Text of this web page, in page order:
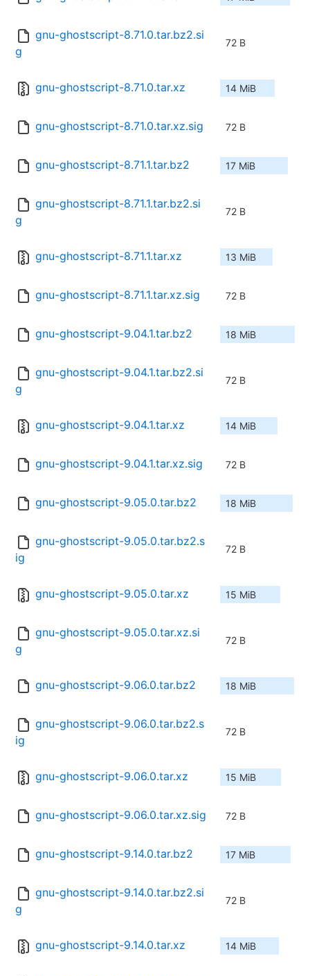
gnu-ghostscript-8.71.0.tar.bz2.si
g
72 B
gnu-ghostscript-8.71.0.tar.xz 14 MiB
gnu-ghostscript-8.71.0.tar.xz.sig 72 B
gnu-ghostscript-8.71.1.tar.bz2 17 MiB
gnu-ghostscript-8.71.1.tar.bz2.si
g
72 B
gnu-ghostscript-8.71.1.tar.xz 13 MiB
gnu-ghostscript-8.71.1.tar.xz.sig 72 B
gnu-ghostscript-9.04.1.tar.bz2 18 MiB
gnu-ghostscript-9.04.1.tar.bz2.si
g
72 B
gnu-ghostscript-9.04.1.tar.xz 14 MiB
gnu-ghostscript-9.04.1.tar.xz.sig 72 B
gnu-ghostscript-9.05.0.tar.bz2 18 MiB
gnu-ghostscript-9.05.0.tar.bz2.s
ig
72 B
gnu-ghostscript-9.05.0.tar.xz 15 MiB
gnu-ghostscript-9.05.0.tar.xz.si
g
72 B
gnu-ghostscript-9.06.0.tar.bz2 18 MiB
gnu-ghostscript-9.06.0.tar.bz2.s
ig
72 B
gnu-ghostscript-9.06.0.tar.xz 15 MiB
gnu-ghostscript-9.06.0.tar.xz.sig 72 B
gnu-ghostscript-9.14.0.tar.bz2 17 MiB
gnu-ghostscript-9.14.0.tar.bz2.si
g
72 B
gnu-ghostscript-9.14.0.tar.xz 14 MiB